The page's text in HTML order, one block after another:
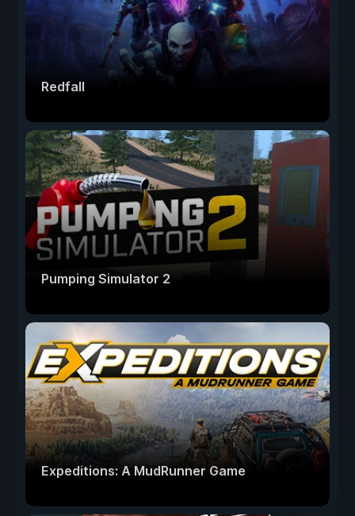
Redfall
Pumping Simulator 2
Expeditions: A MudRunner Game